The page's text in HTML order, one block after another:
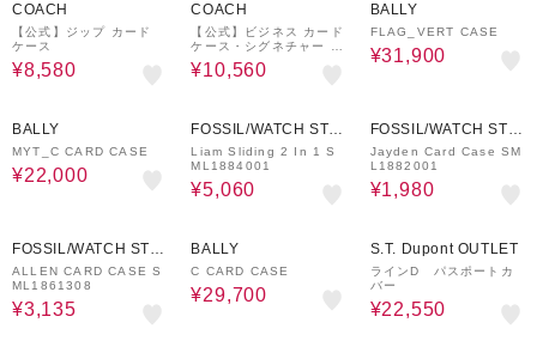
COACH
【公式】ジップ カード
ケース
¥8,580
COACH
【公式】ビジネス カード
ケース・シグネチャー キ
ャンバス
¥10,560
BALLY
FLAG_VERT CASE
¥31,900
BALLY
MYT_C CARD CASE
¥22,000
FOSSIL/WATCH STAT
ION INTERNATIONAL
Liam Sliding 2 In 1 S
ML1884001
¥5,060
FOSSIL/WATCH STAT
ION INTERNATIONAL
Jayden Card Case SM
L1882001
¥1,980
FOSSIL/WATCH STAT
ION INTERNATIONAL
ALLEN CARD CASE S
ML1861308
¥3,135
BALLY
C CARD CASE
¥29,700
S.T. Dupont OUTLET
ラインD パスポートカ
バー
¥22,550